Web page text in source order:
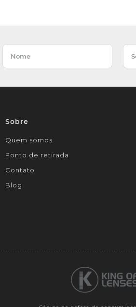
Sobre
Quem somos
Ponto de retirada
Contato
Blog